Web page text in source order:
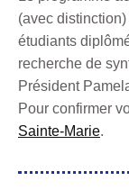
(avec
étudiants
recherche de
Président
Pour confirmer
Sainte-Marie.